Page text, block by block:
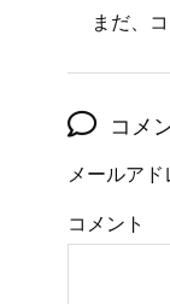
まだ、
コメ
メールアド
コメント